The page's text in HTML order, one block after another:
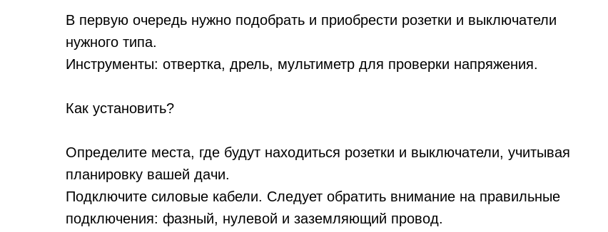
В первую очередь нужно подобрать и приобрести розетки и выключатели
нужного типа.
Инструменты: отвертка, дрель, мультиметр для проверки напряжения.
Как установить?
Определите места, где будут находиться розетки и выключатели, учитывая
планировку вашей дачи.
Подключите силовые кабели. Следует обратить внимание на правильные
подключения: фазный, нулевой и заземляющий провод.